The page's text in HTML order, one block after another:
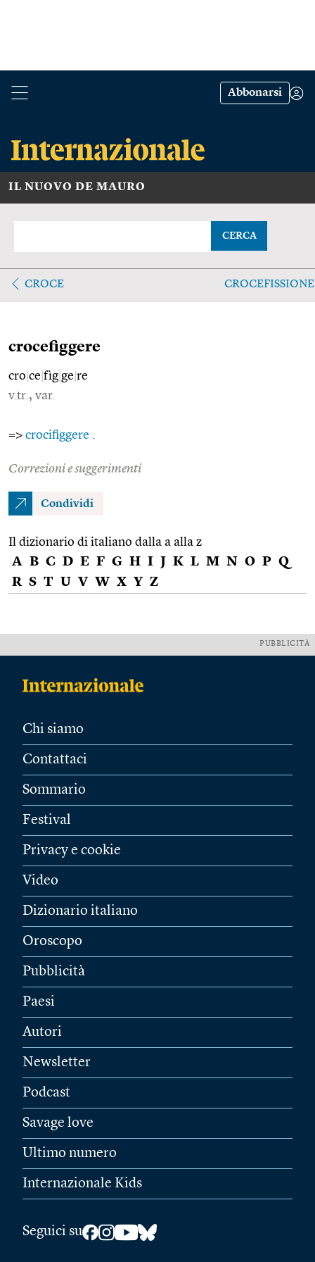
Abbonarsi
IL NUOVO DE MAURO
CERCA
CROCE CROCEFISSIONE
crocefiggere
cro ce fìg ge re
v.tr., var.
=> crocifiggere
Correzioni e suggerimenti
Condividi
Il dizionario di italiano dalla a alla z
A B C D E F G H I J K L M N O P Q
R S T U V W X Y Z
PUBBLICITÀ
Chi siamo
Contattaci
Sommario
Festival
Privacy e cookie
Video
Dizionario italiano
Oroscopo
Pubblicità
Paesi
Autori
Newsletter
Podcast
Savage love
Ultimo numero
Internazionale Kids
Seguici su